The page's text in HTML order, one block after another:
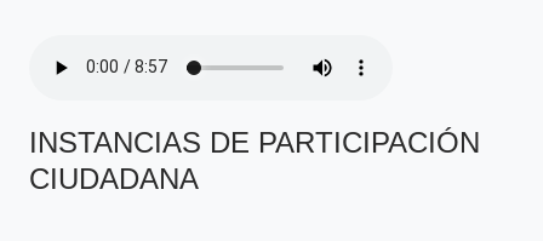
INSTANCIAS DE PARTICIPACIÓN
CIUDADANA